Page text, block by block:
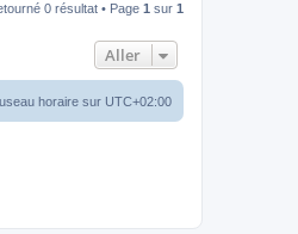
0 résultat • Page 1 sur 1
Aller
horaire sur UTC+02:00